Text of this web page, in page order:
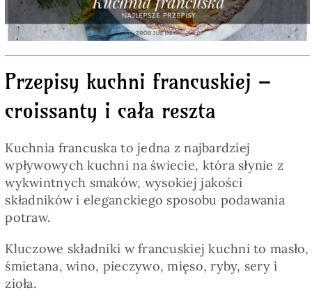
Przetwory
Posiłki
Kuchnie świata
Polski
Przepisy kuchni francuskiej –
croissanty i cała reszta
Kuchnia francuska to jedna z najbardziej
wpływowych kuchni na świecie, która słynie z
wykwintnych smaków, wysokiej jakości
składników i eleganckiego sposobu podawania
potraw.
Kluczowe składniki w francuskiej kuchni to masło,
śmietana, wino, pieczywo, mięso, ryby, sery i
zioła.